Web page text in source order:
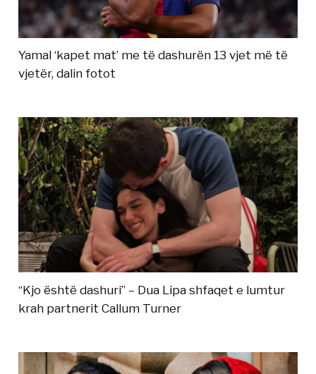
Yamal ‘kapet mat’ me të dashurën 13 vjet më të
vjetër, dalin fotot
“Kjo është dashuri” – Dua Lipa shfaqet e lumtur
krah partnerit Callum Turner